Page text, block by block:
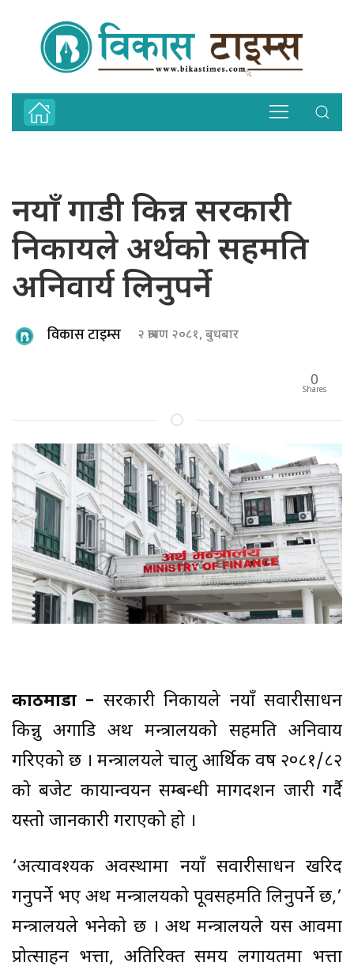
नयाँ गाडी किन्न सरकारी
निकायले अर्थको सहमति
अनिवार्य लिनुपर्ने
विकास टाइम्स २ श्रावण २०८१, बुधबार
0
Shares
काठमाडौँ – सरकारी निकायले नयाँ सवारीसाधन
किन्नु अगाडि अर्थ मन्त्रालयको सहमति अनिवार्य
गरिएको छ । मन्त्रालयले चालु आर्थिक वर्ष २०८१/८२
को बजेट कार्यान्वयन सम्बन्धी मार्गदर्शन जारी गर्दै
यस्तो जानकारी गराएको हो ।
‘अत्यावश्यक अवस्थामा नयाँ सवारीसाधन खरिद
गर्नुपर्ने भए अर्थ मन्त्रालयको पूर्वसहमति लिनुपर्ने छ,’
मन्त्रालयले भनेको छ । अर्थ मन्त्रालयले यस आवमा
प्रोत्साहन भत्ता, अतिरिक्त समय लगायतमा भत्ता